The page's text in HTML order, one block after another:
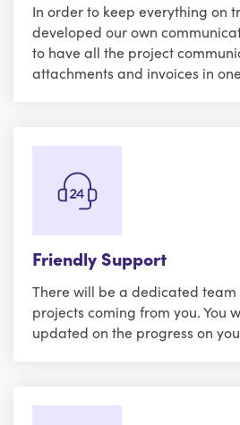
In order to keep everything on
developed our own
to have all the project
attachments and invoices in
Friendly Support
There will be a dedicated team
projects coming from you. You
updated on the progress on